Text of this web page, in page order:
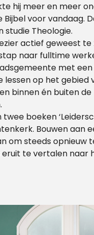
hij meer en meer
Bijbel voor vandaag.
studie Theologie.
actief geweest
naar fulltime
met
lessen op het
binnen én buiten
boeken
Bouwen aan
om steeds opnieuw
te vertalen naar